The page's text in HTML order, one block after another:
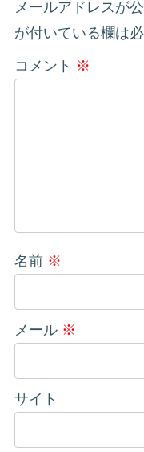
メールアドレスが
が付いている欄は
コメント ※
名前 ※
メール ※
サイト